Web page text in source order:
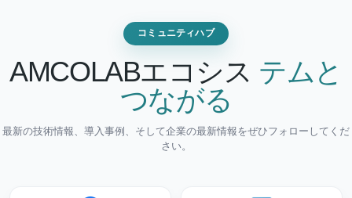
コミュニティハブ
AMCOLABエコシス テムと
つながる
最新の技術情報、導入事例、そして企業の最新情報をぜひフォローしてくだ
さい。